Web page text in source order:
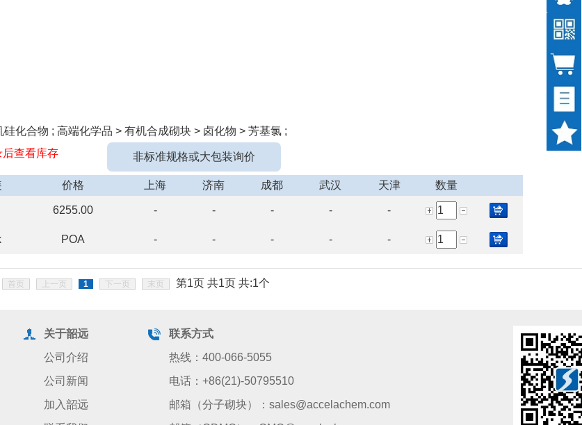
化合物 ; 高端化学品 > 有机合成砌块 > 卤化物 > 芳基氯 ;
后查看库存 非标准规格或大包装询价
价格 上海 济南 成都 武汉 天津 数量
6255.00 - - - - -
POA - - - - -
首页 上一页 1 下一页 末页 第1页 共1页 共:1个
关于韶远
公司介绍
公司新闻
加入韶远
联系方式
热线：400-066-5055
电话：+86(21)-50795510
邮箱（分子砌块）：sales@accelachem.com